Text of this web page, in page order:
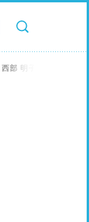
ンセル
西部 明子 先生